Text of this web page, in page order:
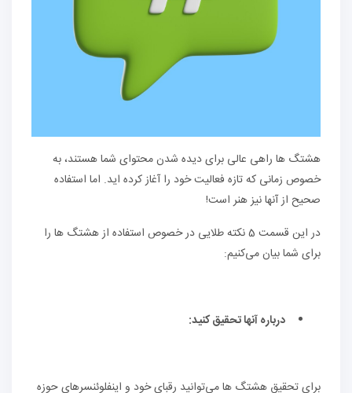
هشتگ ها راهی عالی برای دیده شدن محتوای شما هستند، به
خصوص زمانی که تازه فعالیت خود را آغاز کرده اید. اما استفاده
صحیح از آنها نیز هنر است!
در این قسمت 5 نکته طلایی در خصوص استفاده از هشتگ ها را
برای شما بیان می‌کنیم:
درباره آنها تحقیق کنید:
برای تحقیق هشتگ ها می‌توانید رقبای خود و اینفلوئنسرهای حوزه